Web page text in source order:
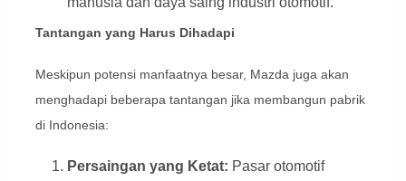
Tantangan yang Harus Dihadapi
Meskipun potensi manfaatnya besar, Mazda juga akan
menghadapi beberapa tantangan jika membangun pabrik
di Indonesia:
Persaingan yang Ketat: Pasar otomotif